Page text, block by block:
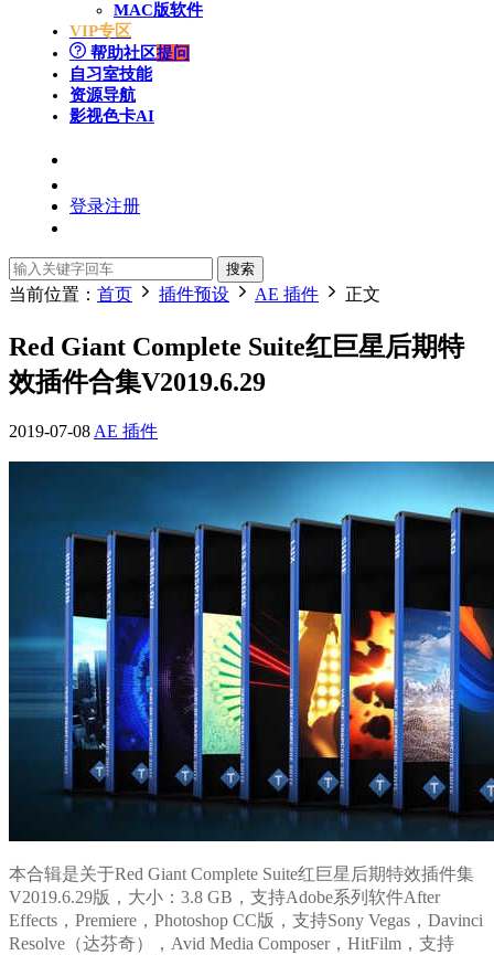
MAC版软件
VIP专区
帮助社区提问
自习室技能
资源导航
影视色卡AI
登录注册
搜索
当前位置： 首页 插件预设 AE 插件 正文
Red Giant Complete Suite红巨星后期特
效插件合集V2019.6.29
2019-07-08AE 插件
本合辑是关于Red Giant Complete Suite红巨星后期特效插件集
V2019.6.29版 ，大小：3.8 GB，支持Adobe系列软件After
Effects，Premiere ， Photoshop CC版，支持Sony Vegas，Davinci
Resolve（达芬奇），Avid Media Composer， HitFilm， 支持